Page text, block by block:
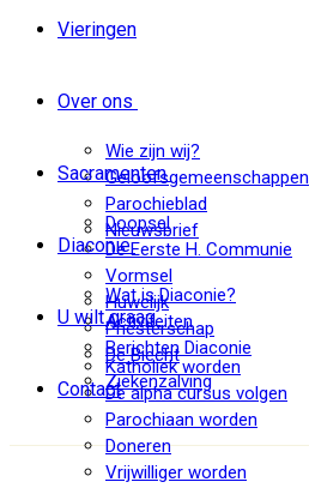
Vieringen
Over ons
Wie zijn wij?
Geloofsgemeenschappen
Parochieblad
Nieuwsbrief
Sacramenten
Doopsel
De Eerste H. Communie
Vormsel
Huwelijk
Priesterschap
De Biecht
Ziekenzalving
Diaconie
Wat is Diaconie?
Activiteiten
Berichten Diaconie
U wilt graag
Katholiek worden
De alpha cursus volgen
Parochiaan worden
Doneren
Vrijwilliger worden
Contact